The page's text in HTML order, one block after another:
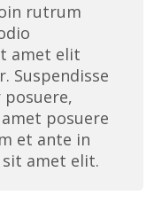
rutrum
amet elit
Suspendisse
posuere,
posuere
et ante in
amet elit.